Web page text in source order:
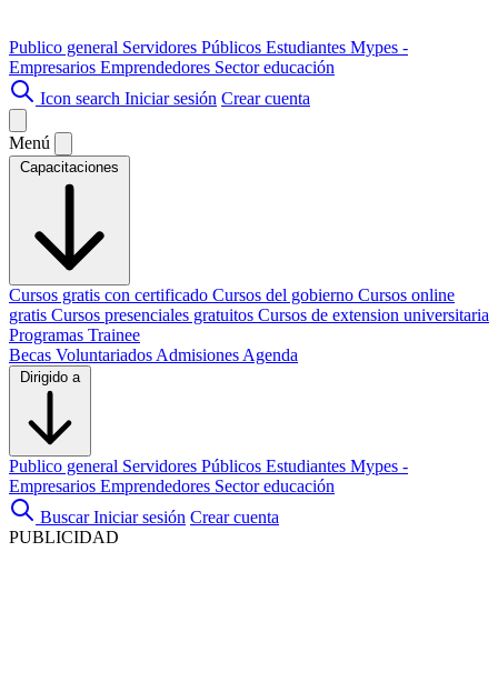
Publico general Servidores Públicos Estudiantes Mypes -
Empresarios Emprendedores Sector educación
Icon search Iniciar sesión Crear cuenta
Menú
Capacitaciones
Cursos gratis con certificado Cursos del gobierno Cursos online
gratis Cursos presenciales gratuitos Cursos de extension universitaria
Programas Trainee
Becas Voluntariados Admisiones Agenda
Dirigido a
Publico general Servidores Públicos Estudiantes Mypes -
Empresarios Emprendedores Sector educación
Buscar Iniciar sesión Crear cuenta
PUBLICIDAD